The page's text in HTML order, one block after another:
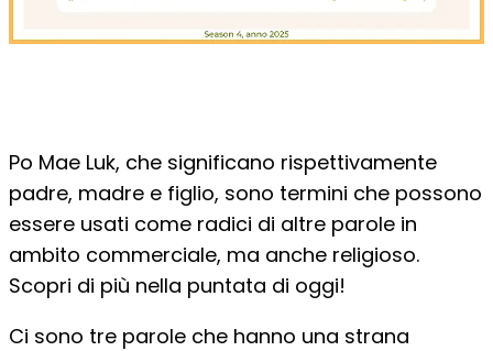
Po Mae Luk, che significano rispettivamente
padre, madre e figlio, sono termini che possono
essere usati come radici di altre parole in
ambito commerciale, ma anche religioso.
Scopri di più nella puntata di oggi!
Ci sono tre parole che hanno una strana